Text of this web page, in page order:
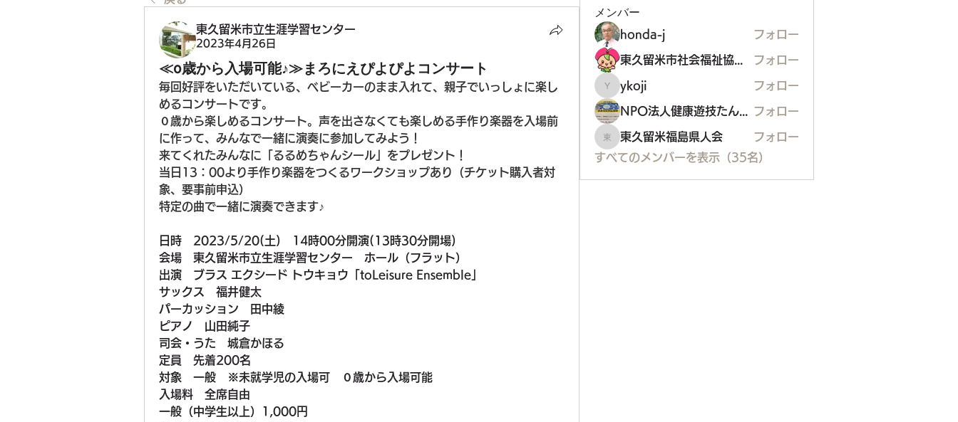
東久留米市立生涯学習センター
2023年4月26日
≪0歳から入場可能♪≫まろにえぴよぴよコンサート
毎回好評をいただいている、ベビーカーのまま入れて、親子でいっしょに楽し
めるコンサートです。
０歳から楽しめるコンサート。声を出さなくても楽しめる手作り楽器を入場前
に作って、みんなで一緒に演奏に参加してみよう！
来てくれたみんなに「るるめちゃんシール」をプレゼント！
当日13：00より手作り楽器をつくるワークショップあり（チケット購入者対
象、要事前申込）
特定の曲で一緒に演奏できます♪
日時 2023/5/20(土)　14時00分開演(13時30分開場)
会場 東久留米市立生涯学習センター　ホール（フラット）
出演 ブラス エクシード トウキョウ「toLeisure Ensemble」
サックス　福井健太
パーカッション　田中綾
ピアノ　山田純子
司会・うた　城倉かほる
定員 先着200名
対象 一般　※未就学児の入場可　０歳から入場可能
入場料 全席自由
一般（中学生以上）1,000円
メンバー
honda-j フォロー
東久留米市社会福祉協議会 フォロー
ykoji
ykoji フォロー
NPO法人健康遊技たんぽぽ フォロー
東久留米福島県人会
東久留米福島県人会
フォロー
すべてのメンバーを表示（35名）